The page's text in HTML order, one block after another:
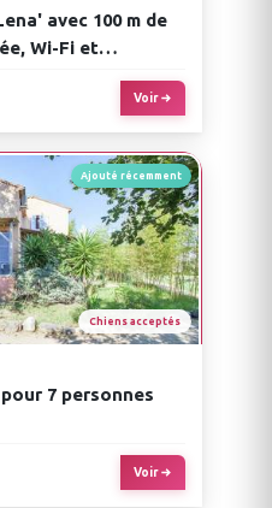
avec 100 m de
Wi-Fi et
Voir
Ajouté récemment
Chiens acceptés
7 personnes
Voir